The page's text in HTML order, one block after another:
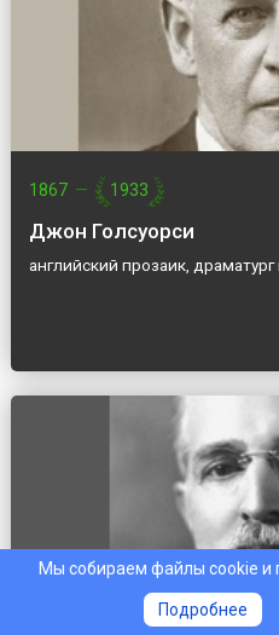
1867 — 1933
Джон Голсуорси
английский прозаик,
Мы собираем файлы cookie и
Подробнее